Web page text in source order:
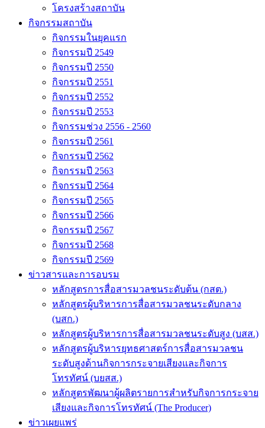
โครงสร้างสถาบัน
กิจกรรมสถาบัน
กิจกรรมในยุคแรก
กิจกรรมปี 2549
กิจกรรมปี 2550
กิจกรรมปี 2551
กิจกรรมปี 2552
กิจกรรมปี 2553
กิจกรรมช่วง 2556 - 2560
กิจกรรมปี 2561
กิจกรรมปี 2562
กิจกรรมปี 2563
กิจกรรมปี 2564
กิจกรรมปี 2565
กิจกรรมปี 2566
กิจกรรมปี 2567
กิจกรรมปี 2568
กิจกรรมปี 2569
ข่าวสารและการอบรม
หลักสูตรการสื่อสารมวลชนระดับต้น (กสต.)
หลักสูตรผู้บริหารการสื่อสารมวลชนระดับกลาง
(บสก.)
หลักสูตรผู้บริหารการสื่อสารมวลชนระดับสูง (บสส.)
หลักสูตรผู้บริหารยุทธศาสตร์การสื่อสารมวลชน
ระดับสูงด้านกิจการกระจายเสียงและกิจการ
โทรทัศน์ (บยสส.)
หลักสูตรพัฒนาผู้ผลิตรายการสำหรับกิจการกระจาย
เสียงและกิจการโทรทัศน์ (The Producer)
ข่าวเผยแพร่